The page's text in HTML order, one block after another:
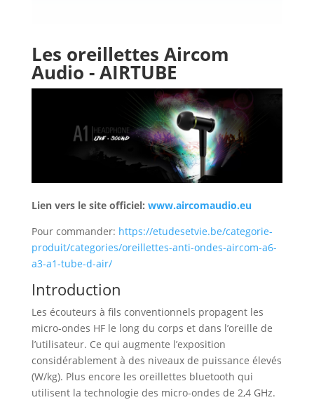
Les oreillettes Aircom
Audio - AIRTUBE
Lien vers le site officiel: www.aircomaudio.eu
Pour commander: https://etudesetvie.be/categorie-
produit/categories/oreillettes-anti-ondes-aircom-a6-
a3-a1-tube-d-air/
Introduction
Les écouteurs à fils conventionnels propagent les
micro-ondes HF le long du corps et dans l’oreille de
l’utilisateur. Ce qui augmente l’exposition
considérablement à des niveaux de puissance élevés
(W/kg). Plus encore les oreillettes bluetooth qui
utilisent la technologie des micro-ondes de 2,4 GHz.